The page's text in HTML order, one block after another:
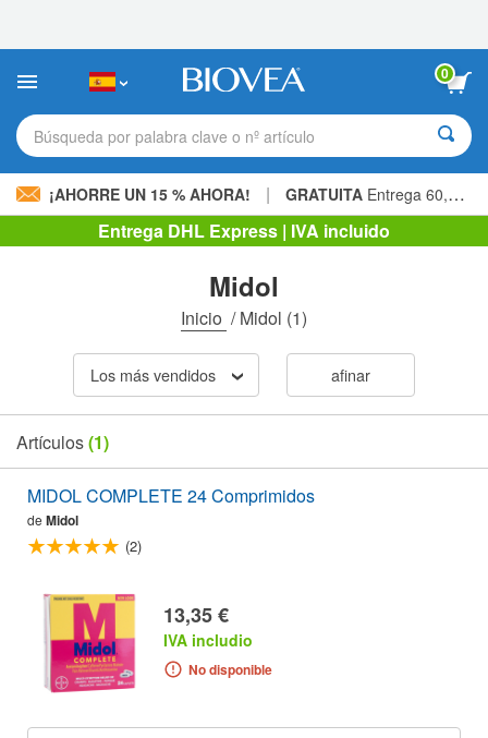
sitio
incluye
sistema
de
0
Búsqueda por palabra clave o nº artículo
¡AHORRE UN 15 % AHORA! | GRATUITA Entrega 60,00 € »
Entrega DHL Express | IVA incluido
Midol
Inicio /Midol (1)
Los más vendidos afinar
Artículos(1)
MIDOL COMPLETE 24 Comprimidos
de Midol
(2)
13,35 €
IVA includio
No disponible